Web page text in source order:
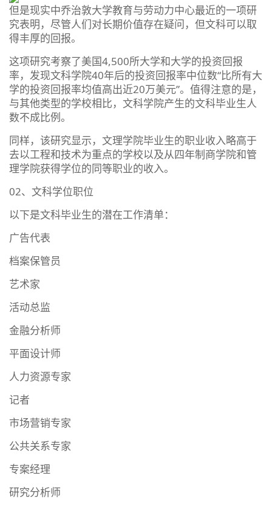
但是现实中乔治敦大学教育与劳动力中心最近的一项研
究表明，尽管人们对长期价值存在疑问，但文科可以取
得丰厚的回报。
这项研究考察了美国4,500所大学和大学的投资回报
率，发现文科学院40年后的投资回报率中位数“比所有大
学的投资回报率均值高出近20万美元”。值得注意的是，
与其他类型的学校相比，文科学院产生的文科毕业生人
数不成比例。
同样，该研究显示，文理学院毕业生的职业收入略高于
去以工程和技术为重点的学校以及从四年制商学院和管
理学院获得学位的同等职业的收入。
02、文科学位职位
以下是文科毕业生的潜在工作清单：
广告代表
档案保管员
艺术家
活动总监
金融分析师
平面设计师
人力资源专家
记者
市场营销专家
公共关系专家
专案经理
研究分析师